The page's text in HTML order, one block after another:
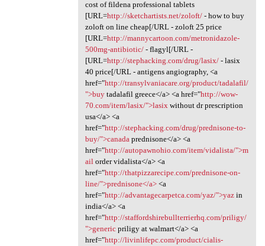
cost of fildena professional tablets
[URL=http://sketchartists.net/zoloft/- how to buy
zoloft on line cheap[/URL - zoloft 25 price
[URL=http://mannycartoon.com/metronidazole-
500mg-antibiotic/- flagyl[/URL -
[URL=http://stephacking.com/drug/lasix/- lasix
40 price[/URL - antigens angiography, <a
href="http://transylvaniacare.org/product/tadalafil/
">buytadalafil greece</a> <a href="http://wow-
70.com/item/lasix/">lasixwithout dr prescription
usa</a> <a
href="http://stephacking.com/drug/prednisone-to-
buy/">canadaprednisone</a> <a
href="http://autopawnohio.com/item/vidalista/">m
ailorder vidalista</a> <a
href="http://thatpizzarecipe.com/prednisone-on-
line/">prednisone</a><a
href="http://advantagecarpetca.com/yaz/">yazin
india</a> <a
href="http://staffordshirebullterrierhq.com/priligy/
">genericpriligy at walmart</a> <a
href="http://livinlifepc.com/product/cialis-